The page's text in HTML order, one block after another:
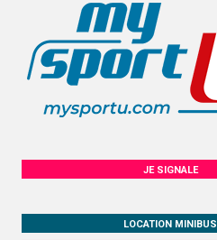
JE SIGNALE
LOCATION MINIBUS